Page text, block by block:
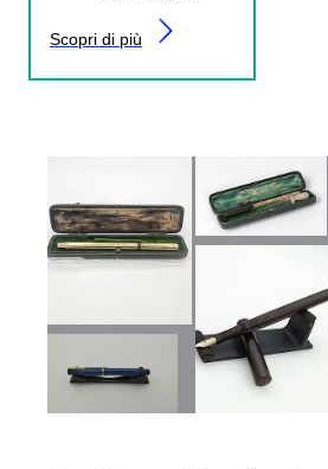
Scopri di più